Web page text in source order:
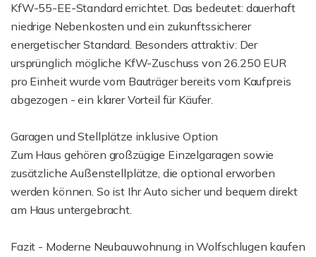
KfW-55-EE-Standard errichtet. Das bedeutet: dauerhaft
niedrige Nebenkosten und ein zukunftssicherer
energetischer Standard. Besonders attraktiv: Der
ursprünglich mögliche KfW-Zuschuss von 26.250 EUR
pro Einheit wurde vom Bauträger bereits vom Kaufpreis
abgezogen - ein klarer Vorteil für Käufer.
Garagen und Stellplätze inklusive Option
Zum Haus gehören großzügige Einzelgaragen sowie
zusätzliche Außenstellplätze, die optional erworben
werden können. So ist Ihr Auto sicher und bequem direkt
am Haus untergebracht.
Fazit - Moderne Neubauwohnung in Wolfschlugen kaufen